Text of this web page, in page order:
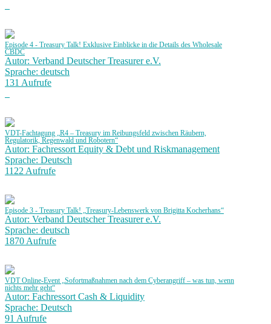
Episode 4 - Treasury Talk! Exklusive Einblicke in die Details des Wholesale
CBDC
Autor: Verband Deutscher Treasurer e.V.
Sprache: deutsch
131 Aufrufe
VDT-Fachtagung „R4 – Treasury im Reibungsfeld zwischen Räubern,
Regulatorik, Regenwald und Robotern“
Autor: Fachressort Equity & Debt und Riskmanagement
Sprache: Deutsch
1122 Aufrufe
Episode 3 - Treasury Talk! „Treasury-Lebenswerk von Brigitta Kocherhans“
Autor: Verband Deutscher Treasurer e.V.
Sprache: deutsch
1870 Aufrufe
VDT Online-Event „Sofortmaßnahmen nach dem Cyberangriff – was tun, wenn
nichts mehr geht“
Autor: Fachressort Cash & Liquidity
Sprache: Deutsch
91 Aufrufe